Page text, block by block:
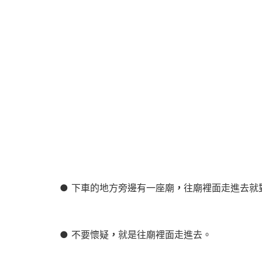
● 下車的地方旁邊有一座廟 ， 往廟裡面走進去就
● 不要懷疑 ， 就是往廟裡面走進去。